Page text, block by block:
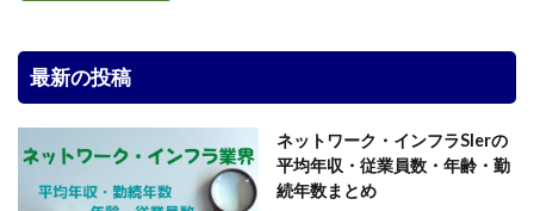
最新の投稿
ネットワーク・インフラSIerの
平均年収・従業員数・年齢・勤
続年数まとめ